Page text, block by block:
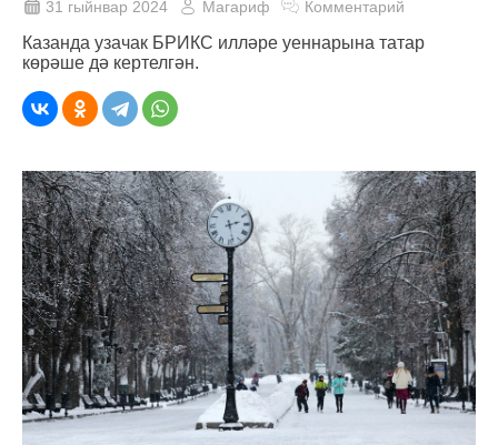
31 гыйнвар 2024 Магариф Комментарий
Казанда узачак БРИКС илләре уеннарына татар
көрәше дә кертелгән.